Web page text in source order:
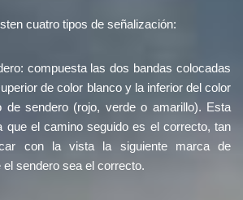
cuatro tipos de señalización:
compuesta las dos bandas colocadas
de color blanco y la inferior del color
de sendero (rojo, verde o amarillo). Esta
que el camino seguido es el correcto, tan
con la vista la siguiente marca de
sendero sea el correcto.